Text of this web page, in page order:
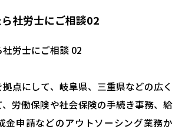
社労士にご相談02
労士にご相談 02
点にして、岐阜県、三重県などの広く
労働保険や社会保険の手続き事務、給
金申請などのアウトソーシング業務か